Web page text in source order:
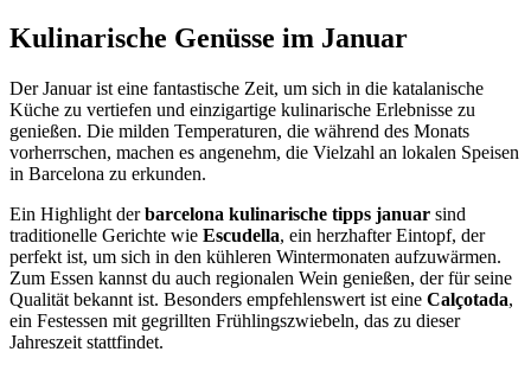
Kulinarische Genüsse im Januar
Der Januar ist eine fantastische Zeit, um sich in die katalanische
Küche zu vertiefen und einzigartige kulinarische Erlebnisse zu
genießen. Die milden Temperaturen, die während des Monats
vorherrschen, machen es angenehm, die Vielzahl an lokalen Speisen
in Barcelona zu erkunden.
Ein Highlight derbarcelona kulinarische tipps januar sind
traditionelle Gerichte wie Escudella, ein herzhafter Eintopf, der
perfekt ist, um sich in den kühleren Wintermonaten aufzuwärmen.
Zum Essen kannst du auch regionalen Wein genießen, der für seine
Qualität bekannt ist. Besonders empfehlenswert ist eine Calçotada,
ein Festessen mit gegrillten Frühlingszwiebeln, das zu dieser
Jahreszeit stattfindet.